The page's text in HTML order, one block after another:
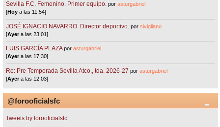
Sevilla F.C. Femenino. Primer equipo. porasturgabriel
[Hoy a las 11:54]
JOSÉ IGNACIO NAVARRO. Director deportivo. porsivigliano
[Ayera las 23:01]
LUIS GARCÍA PLAZA porasturgabriel
[Ayera las 17:30]
Re: Pre Temporada Sevilla Atco., tda. 2026-27 porasturgabriel
[Ayera las 12:03]
@forooficialsfc
Tweets by forooficialsfc